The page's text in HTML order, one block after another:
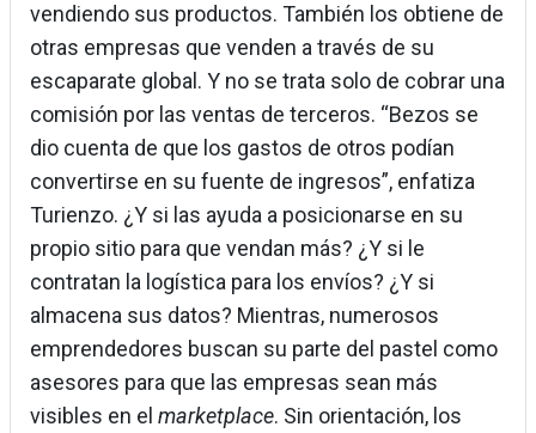
vendiendo sus productos. También los obtiene de
otras empresas que venden a través de su
escaparate global. Y no se trata solo de cobrar una
comisión por las ventas de terceros. “Bezos se
dio cuenta de que los gastos de otros podían
convertirse en su fuente de ingresos”, enfatiza
Turienzo. ¿Y si las ayuda a posicionarse en su
propio sitio para que vendan más? ¿Y si le
contratan la logística para los envíos? ¿Y si
almacena sus datos? Mientras, numerosos
emprendedores buscan su parte del pastel como
asesores para que las empresas sean más
visibles en el marketplace. Sin orientación, los